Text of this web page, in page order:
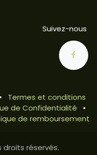
Suivez-nous
•
Termes et conditions
de Confidentialité
•
de remboursement
droits réservés.